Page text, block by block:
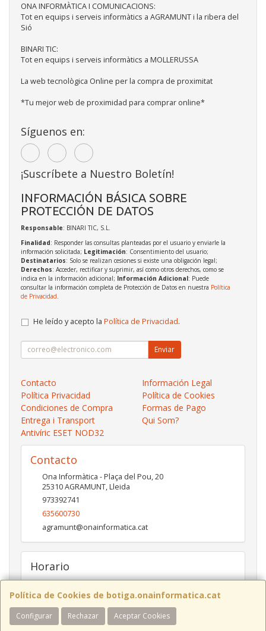
Política de Cookies de botiga.onainformatica.cat
Configurar Rechazar Aceptar Cookies
ONA INFORMÀTICA I COMUNICACIONS:
Tot en equips i serveis informàtics a AGRAMUNT i la ribera del
Sió
BINARI TIC:
Tot en equips i serveis informàtics a MOLLERUSSA
La web tecnològica Online per la compra de proximitat
*Tu mejor web de proximidad para comprar online*
Síguenos en:
¡Suscríbete a Nuestro Boletín!
INFORMACIÓN BÁSICA SOBRE
PROTECCIÓN DE DATOS
Responsable: BINARI TIC, S.L.
Finalidad: Responder las consultas planteadas por el usuario y enviarle la
información solicitada; Legitimación: Consentimiento del usuario;
Destinatarios: Solo se realizan cesiones si existe una obligación legal;
Derechos: Acceder, rectificar y suprimir, así como otros derechos, como se
indica en la información adicional; Información Adicional: Puede
consultar la información completa de Protección de Datos en nuestra Política
de Privacidad
He leído y acepto la Política de Privacidad.
Enviar
Contacto
Información Legal
Política Privacidad
Política de Cookies
Condiciones de Compra
Formas de Pago
Entrega i Transport
Qui Som?
Antivíric ESET NOD32
Contacto
Ona Informàtica - Plaça del Pou, 20
25310AGRAMUNT,Lleida
973392741
635600730
agramunt@onainformatica.cat
Horario
De 9h a 13:15h i de 15:45h a 19:45h de dilluns a divendres.
Dissabtes de De 9:30h a 13:30h